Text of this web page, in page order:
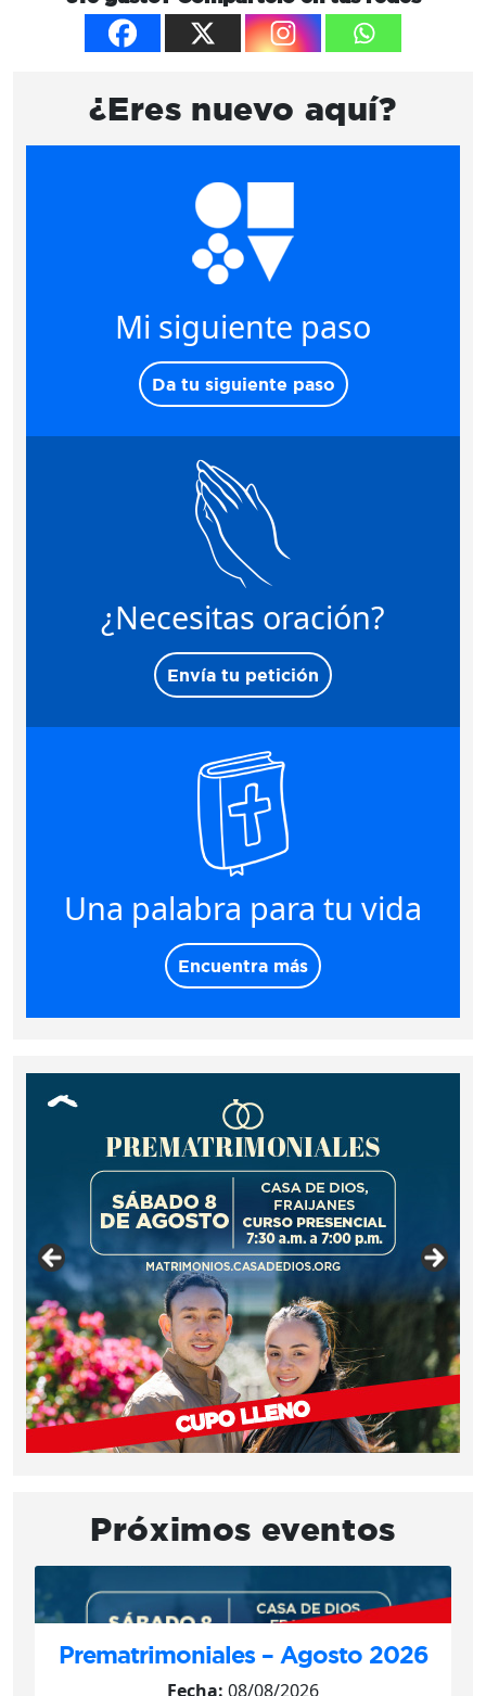
¿Eres nuevo aquí?
Mi siguiente paso
Da tu siguiente paso
¿Necesitas oración?
Envía tu petición
Una palabra para tu vida
Encuentra más
Próximos eventos
Prematrimoniales – Agosto 2026
Fecha: 08/08/2026